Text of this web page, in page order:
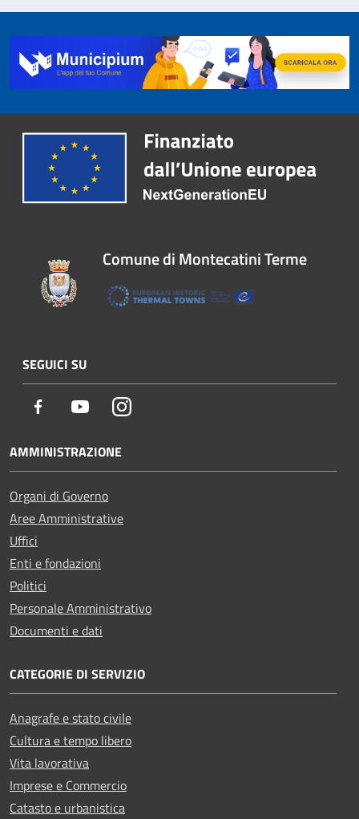
Comune di Montecatini Terme
SEGUICI SU
Facebook YoutubeInstagram
AMMINISTRAZIONE
Organi di Governo
Aree Amministrative
Uffici
Enti e fondazioni
Politici
Personale Amministrativo
Documenti e dati
CATEGORIE DI SERVIZIO
Anagrafe e stato civile
Cultura e tempo libero
Vita lavorativa
Imprese e Commercio
Catasto e urbanistica